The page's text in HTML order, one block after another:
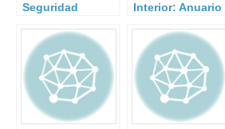
Seguridad
Interior: Anuario